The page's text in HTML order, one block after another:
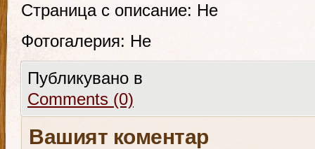
Страница с описание: Не
Фотогалерия: Не
Публикувано в
Comments (0)
Вашият коментар